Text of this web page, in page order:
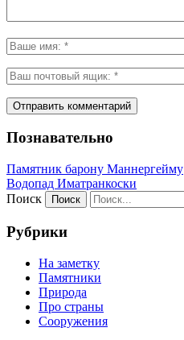
Познавательно
Памятник барону Маннергейму
Водопад Иматранкоски
Поиск
Рубрики
На заметку
Памятники
Природа
Про страны
Сооружения